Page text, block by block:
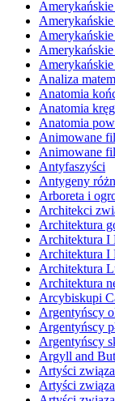
Analiza
Anatomia
Anatomia
Anatomia
Animowane
Animowane
Antyfaszyści
Antygeny
Arboreta i
Architekci
Architektura
Architektura I
Architektura I
Architektura
Architektura
Arcybiskupi
Argentyńscy
Argentyńscy
Argentyńscy
Argyll and
Artyści
Artyści